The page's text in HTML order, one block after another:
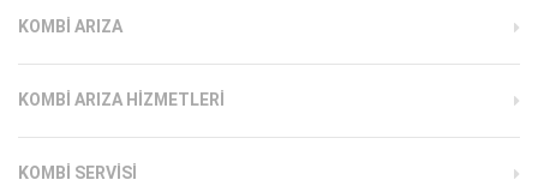
KOMBI ARIZA
KOMBI ARIZA HIZMETLERI
KOMBI SERVISI